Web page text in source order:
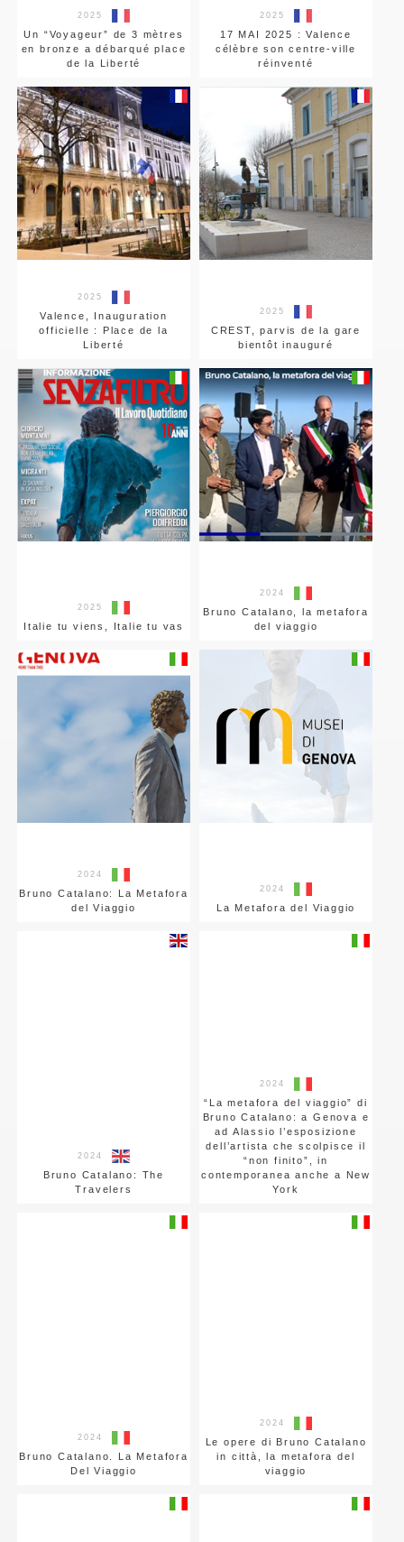
2025
Un “Voyageur” de 3 mètres
en bronze a débarqué place
de la Liberté
2025
17 MAI 2025 : Valence
célèbre son centre-ville
réinventé
2025
Valence, Inauguration
officielle : Place de la
Liberté
2025
CREST, parvis de la gare
bientôt inauguré
2025
Italie tu viens, Italie tu vas
2024
Bruno Catalano, la metafora
del viaggio
2024
Bruno Catalano: La Metafora
del Viaggio
2024
La Metafora del Viaggio
2024
Bruno Catalano: The
Travelers
2024
“La metafora del viaggio” di
Bruno Catalano: a Genova e
ad Alassio l’esposizione
dell’artista che scolpisce il
“non finito”, in
contemporanea anche a New
York
2024
Bruno Catalano. La Metafora
Del Viaggio
2024
Le opere di Bruno Catalano
in città, la metafora del
viaggio